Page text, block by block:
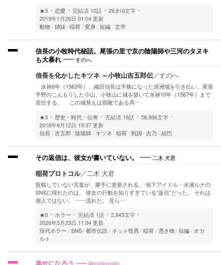
★3
恋愛 完結済 10話
29,816文字
2019年1月26日 01:04 更新
動物 姉妹 稲荷 変身 短編 文学
信長の小牧時代秘話。尾張の里で京の陰陽師や三河のタヌキ
も大暴れ
すのへ
信長を化かしたキツネ ～小牧山吉五郎伝／すのへ
永禄6年（1563年）、織田信長は手狭になった清洲城を引き払い、尾張
平野のこんもりした小山、小牧山に城を築いて永禄10年（1567年）まで
居住する。 この城替えは宿敵である斉…
★3
歴史・時代・伝奇 完結済 16話
58,986文字
2018年8月12日 19:37 更新
信長 吉五郎 陰陽師 キツネ 稲荷 戦国 吉乃 紹巴
その返信は、彼女が書いていない。 二木 犬君
稲荷プロトコル／ 二木 犬君
投稿していない言葉が、勝手に更新される。 地下アイドル・水瀬ルナの
SNSに現れたのは、 彼女の行動を知りすぎている“返信”だった。 それは
個人ではない。 ——流れだ。 見ら…
★0
ホラー 完結済 1話
2,945文字
2026年3月23日 11:34 更新
現代ホラー
SNS 都市伝説 ネット怪異 稲荷 憑き物 短編
オカ
ルト
幸せになろう @inotinosato